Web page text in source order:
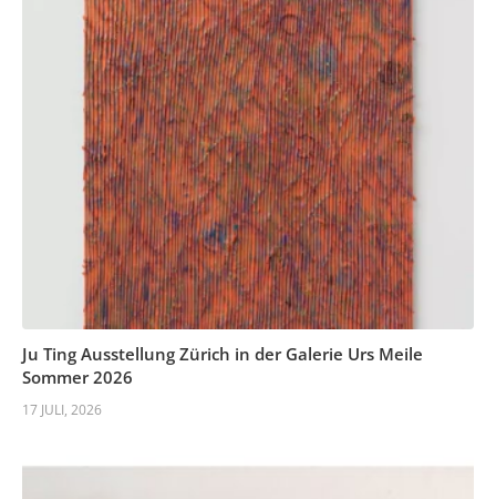
Ju Ting Ausstellung Zürich in der Galerie Urs Meile
Sommer 2026
17 JULI, 2026